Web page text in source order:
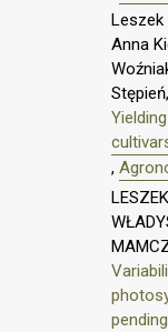
Anna
Stępień,
,